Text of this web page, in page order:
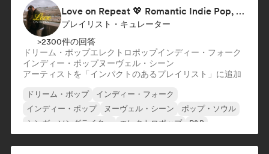
Love on Repeat 💖 Romantic Indie Pop, Neo Soul & Singer-Songwriter
プレイリスト・キュレーター
>2300件の回答
ドリーム・ポップエレクトロポップインディー・フォーク
インディー・ポップヌーヴェル・シーン
アーティストを「インパクトのあるプレイリスト」に追加
ドリーム・ポップ
インディー・フォーク
インディー・ポップ
ヌーヴェル・シーン
ポップ・ソウル
シンガーソングライター
エレクトロポップ R&B